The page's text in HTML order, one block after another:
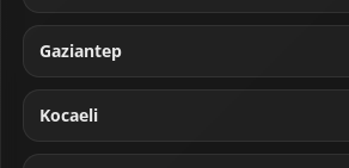
Gaziantep
Kocaeli